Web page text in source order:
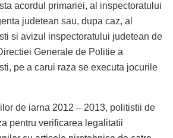
acordul primariei, al inspectoratului
judetean sau, dupa caz, al
si avizul inspectoratului judetean de
Generale de Politie a
pe a carui raza se executa jocurile
de iarna 2012 – 2013, politistii de
pentru verificarea legalitatii